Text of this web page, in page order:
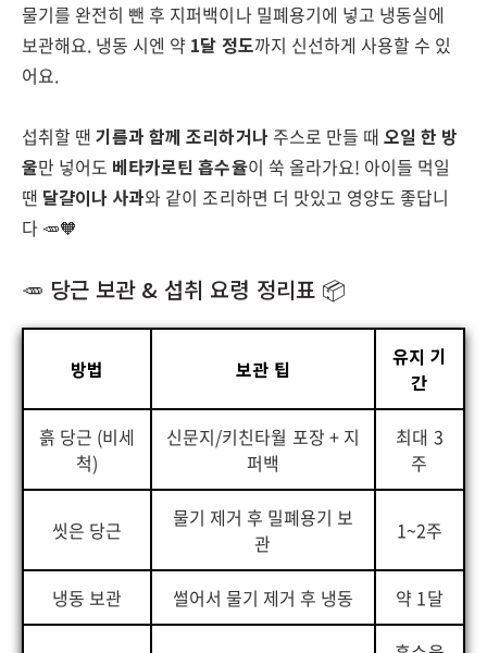
물기를 완전히 뺀 후 지퍼백이나 밀폐용기에 넣고 냉동실에
보관해요. 냉동 시엔 약 1달 정도까지 신선하게 사용할 수 있
어요.
섭취할 땐기름과 함께 조리하거나 주스로 만들 때 오일 한 방
울만 넣어도 베타카로틴 흡수율이 쑥 올라가요! 아이들 먹일
땐 달걀이나 사과와 같이 조리하면 더 맛있고 영양도 좋답니
다 🥕🧡
🥕 당근 보관 & 섭취 요령 정리표 📦
방법 보관 팁
유지 기
간
흙 당근 (비세
척)
신문지/키친타월 포장 + 지
퍼백
최대 3
주
씻은 당근
물기 제거 후 밀폐용기 보
관
1~2주
냉동 보관 썰어서 물기 제거 후 냉동 약 1달